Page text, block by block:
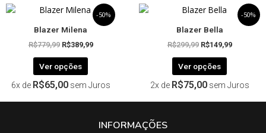
escolhidas
na
do
escolhidas
do
-50%
Blazer Milena
R$779,99
O
original
R$779,99.
R$389,99
O
preço
atual
R$389,99.
Ver opções
Este
produto
várias
variantes.
As
opções
podem
escolhidas
6x de R$65,00 sem Juros
-50%
Blazer Bella
R$299,99
O
original
R$299,99.
R$149,99
preço
atual
R$149,99.
Ver opções
Este
produto
várias
variantes.
As
opções
podem
2x de R$75,00 sem Juros
INFORMAÇÕES